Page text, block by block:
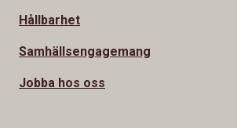
Hållbarhet
Samhällsengagemang
Jobba hos oss